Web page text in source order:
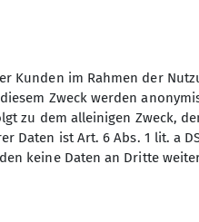
gibt es keine
nötig. Außerdem
auch problemlos mit
Kunden im Rahmen der
Zweck werden
zu dem alleinigen Zweck,
ist Art. 6 Abs. 1 lit. a
keine Daten an Dritte